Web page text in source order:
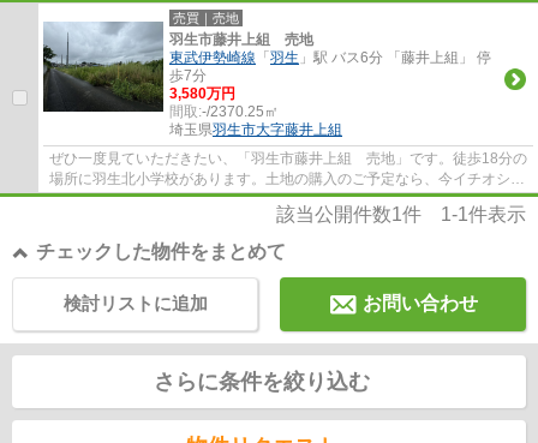
売買｜売地
羽生市藤井上組 売地
東武伊勢崎線 「 羽生 」駅 バス6分 「藤井上組」 停
歩7分
3,580万円
間取:-/2370.25㎡
埼玉県羽生市大字藤井上組
ぜひ一度見ていただきたい、「羽生市藤井上組 売地」です。徒歩18分の
場所に羽生北小学校があります。土地の購入のご予定なら、今イチオシの
3580万円の土地はいかがでしょうか。地域...
該当公開件数1件 1-1件表示
チェックした物件をまとめて
お問い合わせ
検討リストに追加
さらに条件を絞り込む